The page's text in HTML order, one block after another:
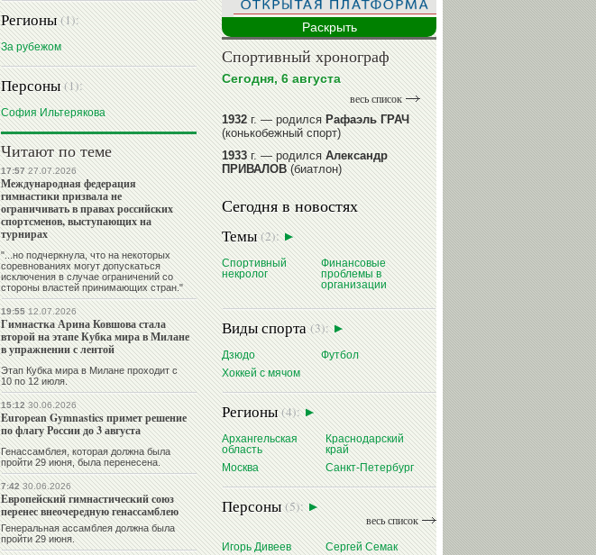
Регионы(1):
За рубежом
Персоны(1):
София Ильтерякова
Читают по теме
17:5727.07.2026
Международная федерация
гимнастики призвала не
ограничивать в правах российских
спортсменов, выступающих на
турнирах
"...но подчеркнула, что на некоторых
соревнованиях могут допускаться
исключения в случае ограничений со
стороны властей принимающих стран."
19:5512.07.2026
Гимнастка Арина Ковшова стала
второй на этапе Кубка мира в Милане
в упражнении с лентой
Этап Кубка мира в Милане проходит с
10 по 12 июля.
15:1230.06.2026
European Gymnastics примет решение
по флагу России до 3 августа
Генассамблея, которая должна была
пройти 29 июня, была перенесена.
7:4230.06.2026
Европейский гимнастический союз
перенес внеочередную генассамблею
Генеральная ассамблея должна была
пройти 29 июня.
Раскрыть
Спортивный хронограф
Сегодня, 6 августа
весь список
1932г. — родилсяРафаэль ГРАЧ
(конькобежный спорт)
1933г. — родилсяАлександр
ПРИВАЛОВ(биатлон)
1939г. — родилсяАнатолий
ИОНОВ(хоккей)
1939г. — родилсяАнатолий
ЦАРИК(борьба вольная)
1946г. — родилсяВиктор
БАЖЕНОВ(фехтование)
читать далее
Сегодня в новостях
Темы(2):
Спортивный
некролог
Финансовые
проблемы в
организации
Виды спорта(3):
Дзюдо
Футбол
Хоккей с мячом
Регионы(4):
Архангельская
область
Краснодарский
край
Москва
Санкт-Петербург
Персоны(5):
весь список
Игорь Дивеев
Сергей Семак